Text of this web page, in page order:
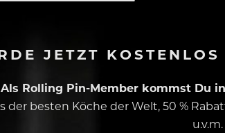
JETZT
Als Rolling Pin-Member kommst Du
der besten Köche der Welt, 50 %
u.v.m.